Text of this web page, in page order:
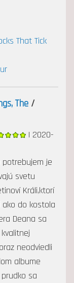
That Tick
The/
| 2020-
potrebujem je
svetu
Králi,ktorí
do kostola
Deana sa
neodviedli
albume
sa